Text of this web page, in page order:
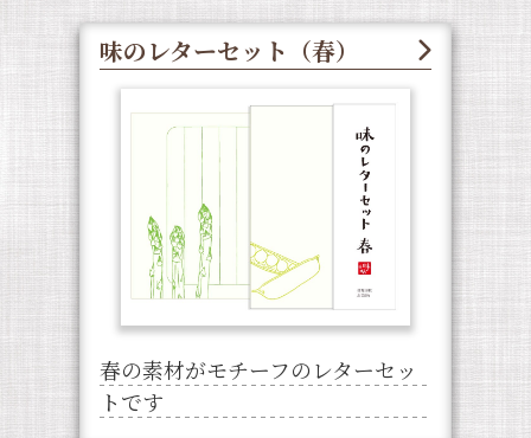
味のレターセット（春）
春の素材がモチーフのレターセッ
トです